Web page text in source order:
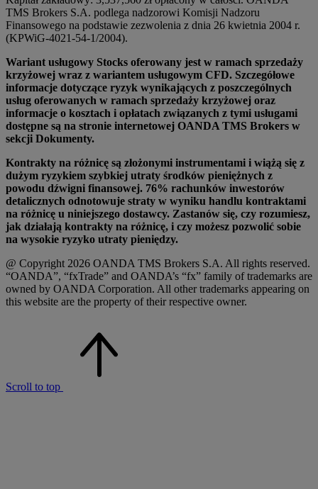
TMS Brokers S.A. podlega nadzorowi Komisji Nadzoru
Finansowego na podstawie zezwolenia z dnia 26 kwietnia 2004 r.
(KPWiG-4021-54-1/2004).
Wariant usługowy Stocks oferowany jest w ramach sprzedaży
krzyżowej wraz z wariantem usługowym CFD. Szczegółowe
informacje dotyczące ryzyk wynikających z poszczególnych
usług oferowanych w ramach sprzedaży krzyżowej oraz
informacje o kosztach i opłatach związanych z tymi usługami
dostępne są na stronie internetowej OANDA TMS Brokers w
sekcji Dokumenty.
Kontrakty na różnicę są złożonymi instrumentami i wiążą się z
dużym ryzykiem szybkiej utraty środków pieniężnych z
powodu dźwigni finansowej. 76% rachunków inwestorów
detalicznych odnotowuje straty w wyniku handlu kontraktami
na różnicę u niniejszego dostawcy. Zastanów się, czy rozumiesz,
jak działają kontrakty na różnicę, i czy możesz pozwolić sobie
na wysokie ryzyko utraty pieniędzy.
@ Copyright 2026 OANDA TMS Brokers S.A. All rights reserved.
“OANDA”, “fxTrade” and OANDA’s “fx” family of trademarks are
owned by OANDA Corporation. All other trademarks appearing on
this website are the property of their respective owner.
Scroll to top